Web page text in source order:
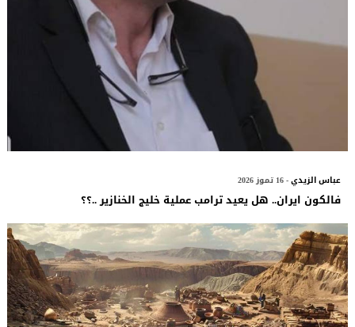
عباس الزيدي- 16 تموز 2026
فالكون ايران.. هل يعيد ترامب عملية خليج الخنازير ..؟؟